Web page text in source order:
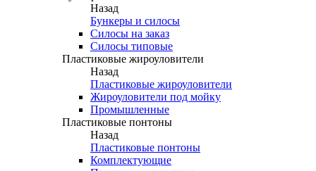
Назад
Бункеры и силосы
Силосы на заказ
Силосы типовые
Пластиковые жироуловители
Назад
Пластиковые жироуловители
Жироуловители под мойку
Промышленные
Пластиковые понтоны
Назад
Пластиковые понтоны
Комплектующие